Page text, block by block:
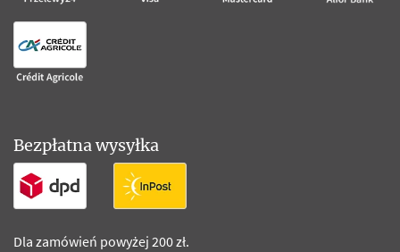
Bezpłatna wysyłka
Dla zamówień powyżej 200 zł.